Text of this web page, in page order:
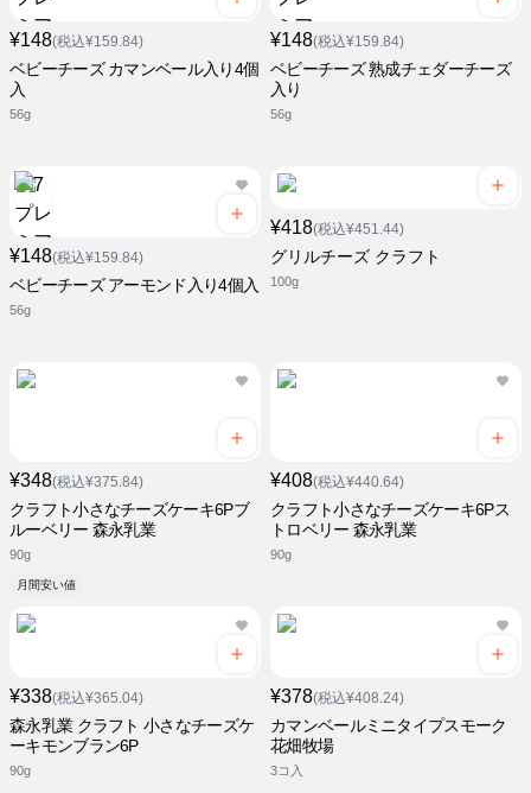
¥148(税込¥159.84)
ベビーチーズ カマンベール入り4個
入
56g
¥148(税込¥159.84)
ベビーチーズ 熟成チェダーチーズ
入り
56g
¥148(税込¥159.84)
ベビーチーズ アーモンド入り4個入
56g
¥418(税込¥451.44)
グリルチーズ クラフト
100g
¥348(税込¥375.84)
クラフト小さなチーズケーキ6Pブ
ルーベリー 森永乳業
90g
月間安い値
¥408(税込¥440.64)
クラフト小さなチーズケーキ6Pス
トロベリー 森永乳業
90g
¥338(税込¥365.04)
森永乳業 クラフト 小さなチーズケ
ーキモンブラン6P
90g
¥378(税込¥408.24)
カマンベールミニタイプスモーク
花畑牧場
3コ入